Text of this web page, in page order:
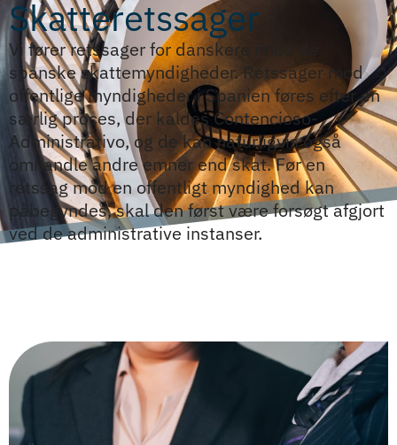
Skatteretssager
Vi fører retssager for danskere imod de
spanske skattemyndigheder. Retssager mod
offentlige myndigheder i Spanien føres efter en
særlig proces, der kaldes Contencioso-
Administrativo, og de kan naturligvis også
omhandle andre emner end skat. Før en
retssag mod en offentligt myndighed kan
påbegyndes, skal den først være forsøgt afgjort
ved de administrative instanser.